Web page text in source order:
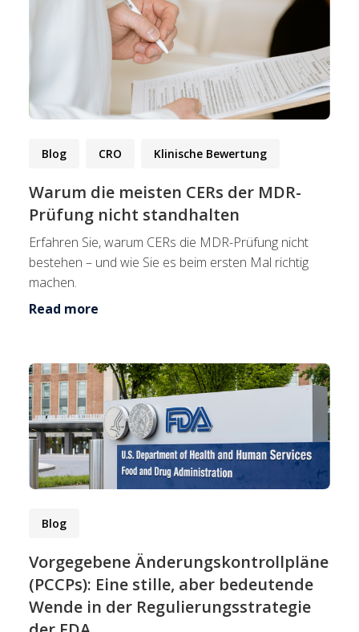
Blog CRO Klinische Bewertung
Warum die meisten CERs der MDR-
Prüfung nicht standhalten
Erfahren Sie, warum CERs die MDR-Prüfung nicht
bestehen – und wie Sie es beim ersten Mal richtig
machen.
Read more
Blog
Vorgegebene Änderungskontrollpläne
(PCCPs): Eine stille, aber bedeutende
Wende in der Regulierungsstrategie